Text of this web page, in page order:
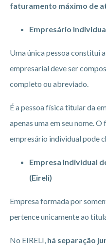
faturamento máximo de
Empresário
Uma única pessoa constitui
empresarial deve ser
completo ou abreviado.
É a pessoa física titular da
apenas uma em seu nome.
empresário individual pode
Empresa Individual
(Eireli)
Empresa formada por
pertence unicamente ao
No EIRELI, há separação